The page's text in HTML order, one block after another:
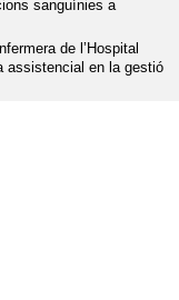
sanguínies a
de l’Hospital
assistencial en la gestió